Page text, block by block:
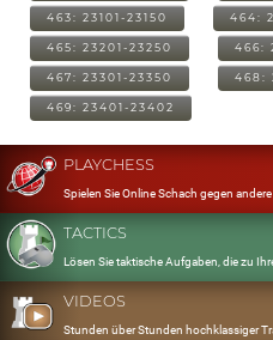
463: 23101-23150 464:
465: 23201-23250 466:
467: 23301-23350 468:
469: 23401-23402
PLAYCHESS
Spielen Sie Online Schach gegen andere
TACTICS
Lösen Sie taktische Aufgaben, die zu
VIDEOS
Stunden über Stunden hochklassiger